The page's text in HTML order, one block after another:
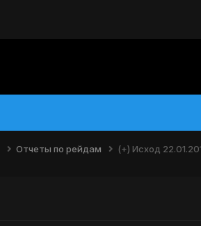
Отчеты по рейдам (+) Исход